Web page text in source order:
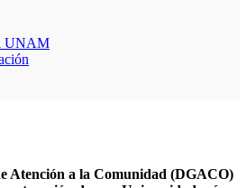
UNAM
Atención a la Comunidad (DGACO)